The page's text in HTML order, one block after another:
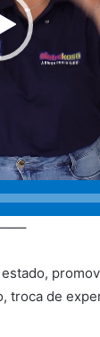
de